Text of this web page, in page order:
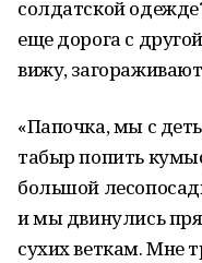
солдатской
еще дорога с
вижу,
«Папочка, мы с
табыр попить
большой
и мы двинулись
сухих веткам. Мне